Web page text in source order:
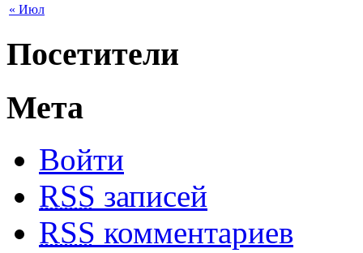
« Июл
Посетители
Мета
Войти
RSS записей
RSS комментариев